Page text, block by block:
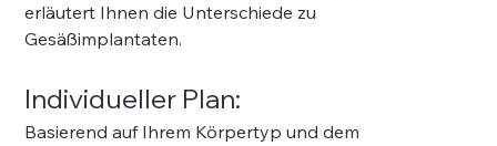
erläutert Ihnen die Unterschiede zu
Gesäßimplantaten.
Individueller Plan:
Basierend auf Ihrem Körpertyp und dem